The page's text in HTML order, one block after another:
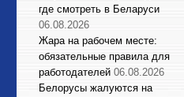
где смотреть в Беларуси
06.08.2026
Жара на рабочем месте:
обязательные правила для
работодателей 06.08.2026
Белорусы жалуются на